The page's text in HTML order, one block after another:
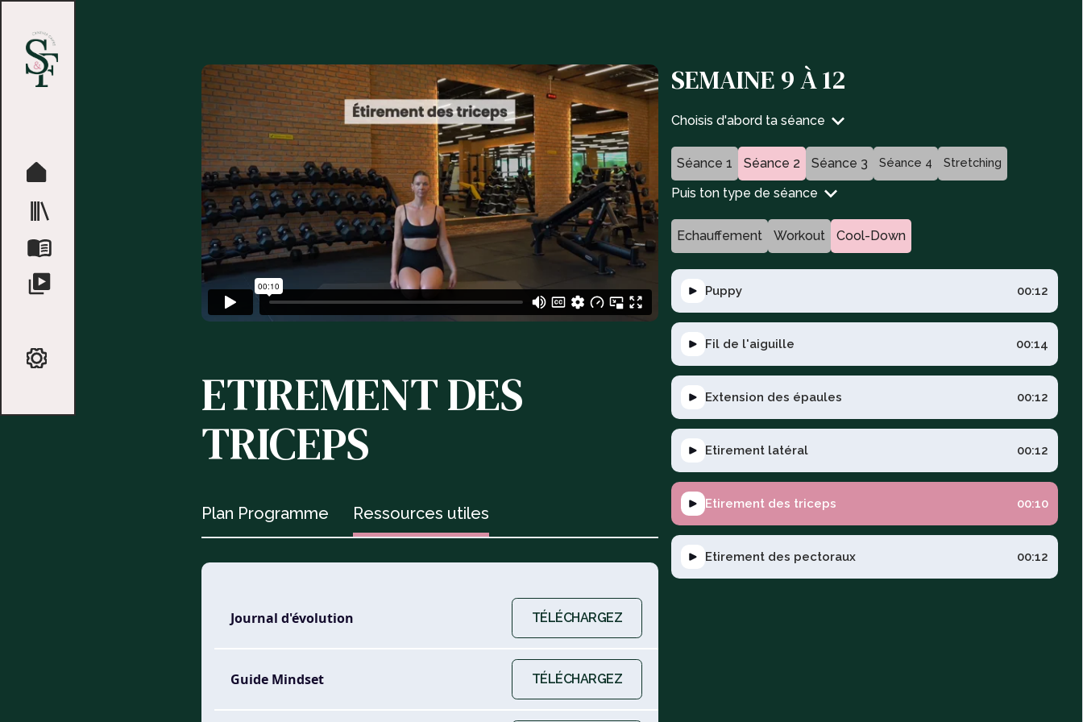
ETIREMENT DES
TRICEPS
Plan Programme Ressources utiles
Journal d'évolution TÉLÉCHARGEZ
Guide Mindset TÉLÉCHARGEZ
SEMAINE 9 À 12
Choisis d'abord ta séance
Séance 1 Séance 2 Séance 3 Séance 4 Stretching
Puis ton type de séance
Echauffement Workout Cool-Down
Puppy 00:12
Fil de l'aiguille 00:14
Extension des épaules 00:12
Etirement latéral 00:12
Etirement des triceps 00:10
Etirement des pectoraux 00:12